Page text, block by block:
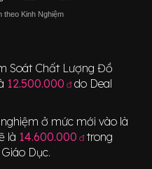
theo Kinh Nghiệm
Soát Chất Lượng Đồ
12.500.000 đdo Deal
ở mức mới vào là
là 14.600.000 đ trong
Dục.